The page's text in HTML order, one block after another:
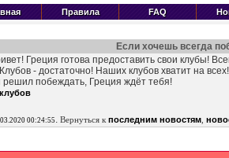
Правила FAQ
Если хочешь всегда
Греция готова предоставить свои клубы!
- достаточно! Наших клубов хватит на всех!
решил побеждать, Греция ждёт тебя!
00:24:55 . Вернуться к последним новостям